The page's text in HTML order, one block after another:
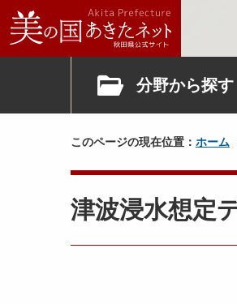
分野から探す
このページの現在位置： ホーム
津波浸水想定